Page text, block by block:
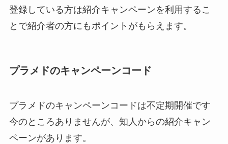
登録している方は紹介キャンペーンを利用するこ
とで紹介者の方にもポイントがもらえます。
プラメドのキャンペーンコード
プラメドのキャンペーンコードは不定期開催です
今のところありませんが、知人からの紹介キャン
ペーンがあります。